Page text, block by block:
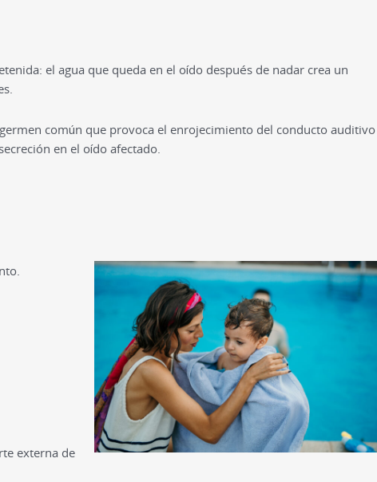
el agua que queda en el oído después de nadar crea un
común que provoca el enrojecimiento del conducto auditivo
en el oído afectado.
externa de